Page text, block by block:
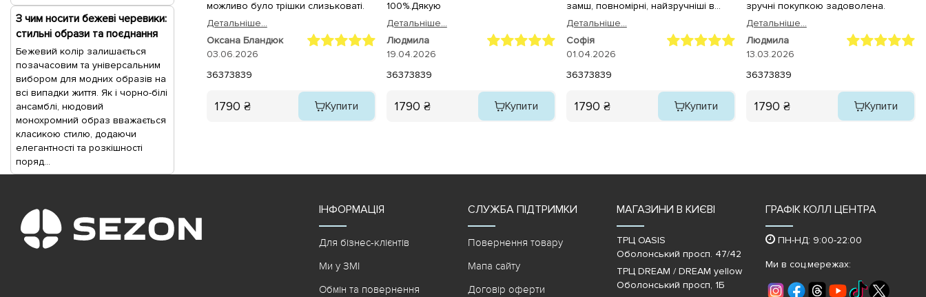
З чим носити бежеві черевики:
стильні образи та поєднання
Бежевий колір залишається
позачасовим та універсальним
вибором для модних образів на
всі випадки життя. Як і чорно-білі
ансамблі, нюдовий
монохромний образ вважається
класикою стилю, додаючи
елегантності та розкішності
поряд...
можливо було трішки слизьковаті.
Детальнiше...
Оксана Бландюк
03.06.2026
36373839
1790 ₴ Купити
100%.Дякую
Детальнiше...
Людмила
19.04.2026
36373839
1790 ₴ Купити
замш, повномірні, найзручніші в
носінні, виглядають в житті навіть
краще, чим на фото та відео. Тому,
рекомендую цей товар до покупки!
Детальнiше...
Софія
01.04.2026
36373839
1790 ₴ Купити
зручні покупкою задоволена.
Детальнiше...
Людмила
13.03.2026
36373839
1790 ₴ Купити
ІНФОРМАЦІЯ
Для бізнес-клієнтів
Ми у ЗМІ
Обмін та повернення
СЛУЖБА ПІДТРИМКИ
Повернення товару
Мапа сайту
Договір оферти
МАГАЗИНИ В КИЄВІ
ТРЦ OASIS
Оболонський просп. 47/42
ТРЦ DREAM / DREAM yellow
Оболонський просп, 1Б
ГРАФІК КОЛЛ ЦЕНТРА
ПН-НД: 9:00-22:00
Ми в соц.мережах: